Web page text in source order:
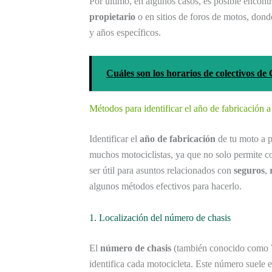
propietario o en sitios de foros de motos,
y años específicos.
Cuáles son los horarios de colectivos
Métodos para identificar el año de fabricación
Identificar el año de fabricación de tu moto a
muchos motociclistas, ya que no solo permite
ser útil para asuntos relacionados con seguros,
algunos métodos efectivos para hacerlo.
1. Localización del número de chasis
El número de chasis (también conocido como
identifica cada motocicleta. Este número suele